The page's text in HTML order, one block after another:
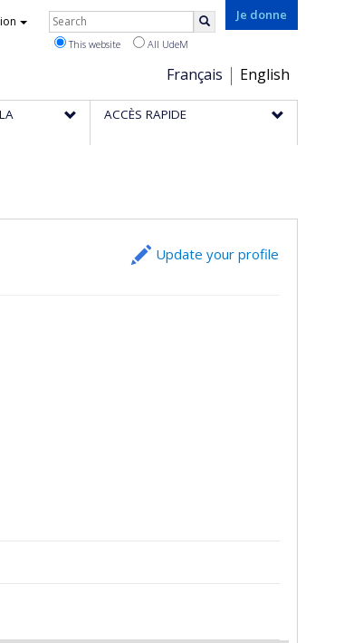
Je donne
Choix
de
la
Français English
Rechercher
This website All UdeM
ACCÈS RAPIDE
Update your profile